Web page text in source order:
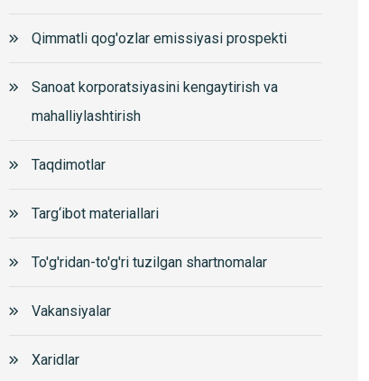
Qimmatli qog'ozlar emissiyasi prospekti
Sanoat korporatsiyasini kengaytirish va
mahalliylashtirish
Taqdimotlar
Targ‘ibot materiallari
To'g'ridan-to'g'ri tuzilgan shartnomalar
Vakansiyalar
Xaridlar